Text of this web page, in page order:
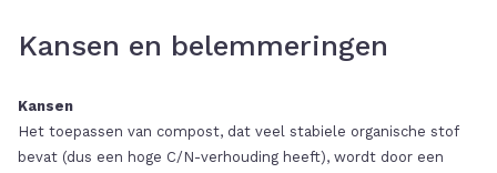
Kansen en belemmeringen
Kansen
Het toepassen van compost, dat veel stabiele organische stof
bevat (dus een hoge C/N-verhouding heeft), wordt door een